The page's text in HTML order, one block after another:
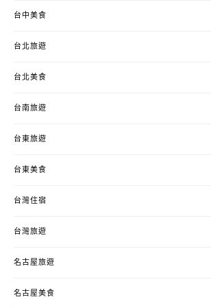
台中美食
台北旅遊
台北美食
台南旅遊
台東旅遊
台東美食
台灣住宿
台灣旅遊
名古屋旅遊
名古屋美食